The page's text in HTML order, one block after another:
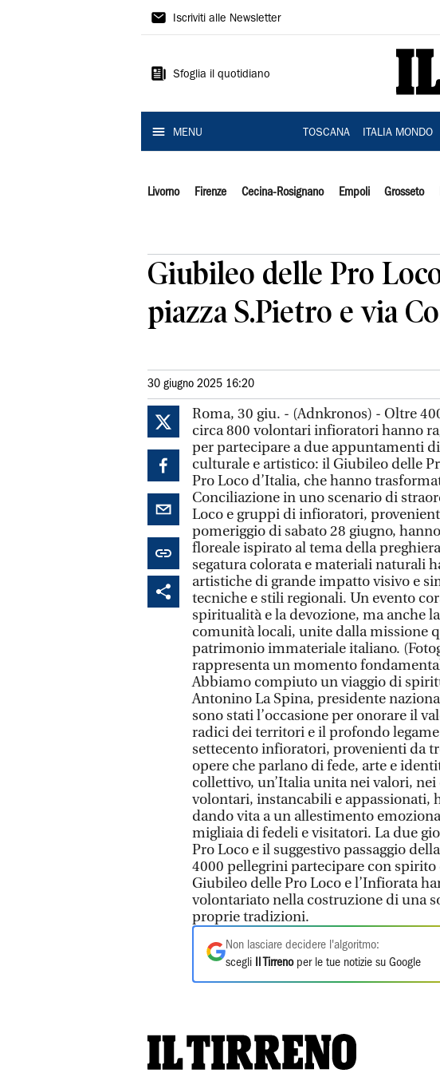
Il
Iscriviti alle Newsletter
Sfoglia il quotidiano
MENU TOSCANA ITALIA MONDO
Livorno Firenze Cecina-Rosignano Empoli Grosseto
Giubileo delle Pro
piazza S.Pietro e via
30 giugno 2025 16:20
Roma, 30 giu. - (Adnkronos) - Oltre
circa 800 volontari infioratori hanno
per partecipare a due appuntamenti
culturale e artistico: il Giubileo delle
Pro Loco d’Italia, che hanno
Conciliazione in uno scenario di
Loco e gruppi di infioratori,
pomeriggio di sabato 28 giugno,
floreale ispirato al tema della
segatura colorata e materiali naturali
artistiche di grande impatto visivo e
tecniche e stili regionali. Un evento
spiritualità e la devozione, ma anche
comunità locali, unite dalla missione
patrimonio immateriale italiano.
rappresenta un momento
Abbiamo compiuto un viaggio di
Antonino La Spina, presidente
sono stati l’occasione per onorare il
radici dei territori e il profondo
settecento infioratori, provenienti da
opere che parlano di fede, arte e
collettivo, un’Italia unita nei valori,
volontari, instancabili e appassionati,
dando vita a un allestimento
migliaia di fedeli e visitatori. La due
Pro Loco e il suggestivo passaggio
4000 pellegrini partecipare con
Giubileo delle Pro Loco e l’Infiorata
volontariato nella costruzione di una
proprie tradizioni.
Non lasciare decidere l'algoritmo:
scegli
Il Tirrenoper le tue notizie su Google